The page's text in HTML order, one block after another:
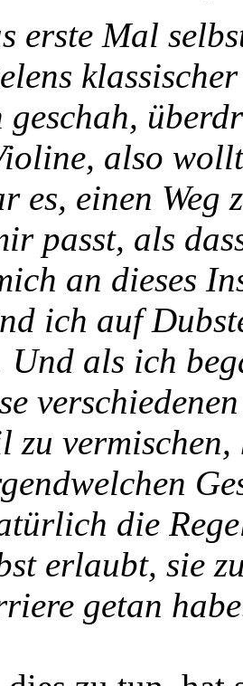
erste Mal
geschah,
also
es, einen
passt, als
an dieses
ich auf
als ich
zu
die
erlaubt, sie
getan